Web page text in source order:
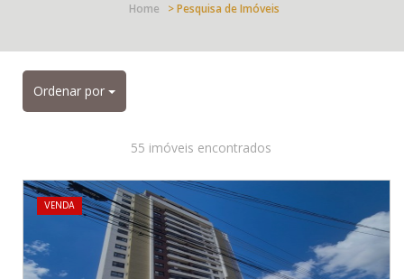
Home > Pesquisa de Imóveis
Ordenar por
55 imóveis encontrados
VENDA